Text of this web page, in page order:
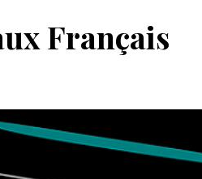
Français